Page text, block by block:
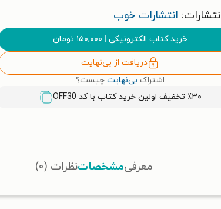
انتشارات خوب
خرید کتاب الکترونیکی ۱۵۰,۰۰۰ تومان
دریافت از بی‌نهایت
اشتراک بی‌نهایت چیست؟
٪۳۰ تخفیف اولین خرید کتاب با کد
OFF30
معرفیمشخصاتنظرات (۰)